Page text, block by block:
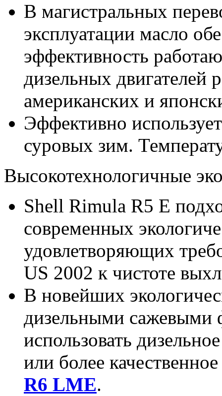
В магистральных
эксплуатации масло
эффективность
дизельных двигателей
американских и
Эффективно
суровых зим.
Высокотехнологичные
Shell Rimula R5 E
современных
удовлетворяющих
US 2002 к чистоте
В новейших
дизельными сажевыми
использовать
или более
R6 LME.